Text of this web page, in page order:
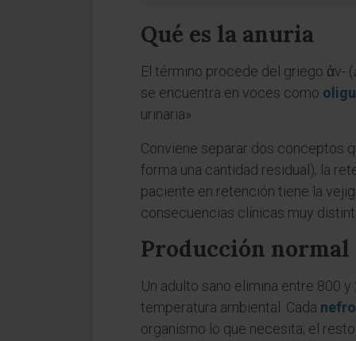
Qué es la anuria
El término procede del griego ἀν- (
se encuentra en voces como
urinaria».
Conviene separar dos conceptos
forma una cantidad residual); la
paciente en retención tiene la
consecuencias clínicas muy
Producción normal
Un adulto sano elimina entre 800
temperatura ambiental. Cada
organismo lo que necesita; el